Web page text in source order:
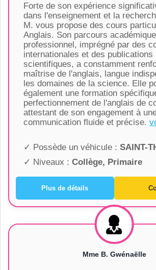
Forte de son expérience
dans l'enseignement et la
M. vous propose des cours
Anglais. Son parcours
professionnel, imprégné par des
internationales et des publications
scientifiques, a constamment
maîtrise de l'anglais, langue
les domaines de la science. Elle
également une formation
perfectionnement de l'anglais de
attestant de son engagement à
communication fluide et précise.
✓ Possède un véhicule : SAINT-
✓ Niveaux : Collège, Primaire
Plus de détails
Mme B. Gwénaëlle